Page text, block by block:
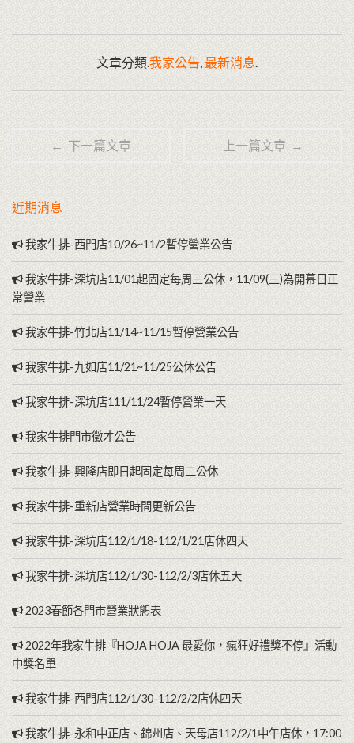
文章分類.我家公告 最新消息
← 下一篇文章 上一篇文章 →
近期消息
我家牛排-西門店10/26~11/2暫停營業公告
我家牛排-深坑店11/01起固定每周三公休，11/09(三)為開幕日正
常營業
我家牛排-竹北店11/14~11/15暫停營業公告
我家牛排-九如店11/21~11/25公休公告
我家牛排-深坑店111/11/24暫停營業一天
我家牛排門市徵才公告
我家牛排-興隆店即日起固定每周二公休
我家牛排-重新店營業時間更新公告
我家牛排-深坑店112/1/18-112/1/21店休四天
我家牛排-深坑店112/1/30-112/2/3店休五天
2023春節各門市營業狀態表
2022年我家牛排『HOJA HOJA 最愛你，瘋狂好禮獎不停』活動
中獎名單
我家牛排-西門店112/1/30-112/2/2店休四天
我家牛排-永和中正店、錦州店、天母店112/2/1中午店休，17:00